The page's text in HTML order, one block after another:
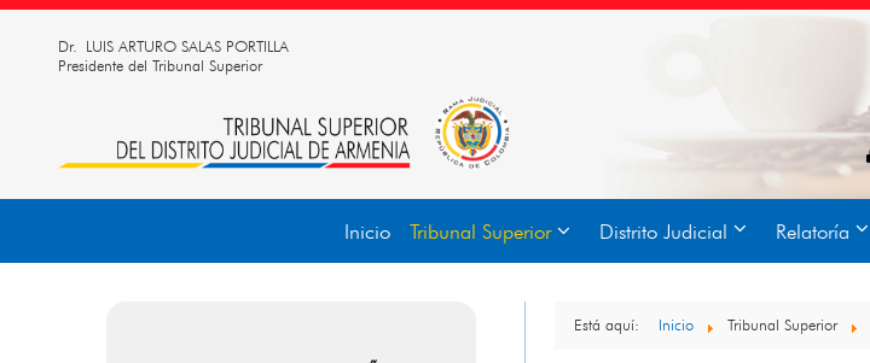
Dr. LUIS ARTURO SALAS PORTILLA
Presidente del Tribunal Superior
Inicio Tribunal Superior Distrito Judicial Relatoría
Está aquí: Inicio Tribunal Superior